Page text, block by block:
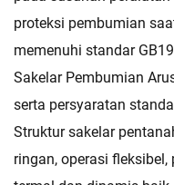
proteksi pembumian
memenuhi standar
Sakelar Pembumian
serta persyaratan
Struktur sakelar
ringan, operasi